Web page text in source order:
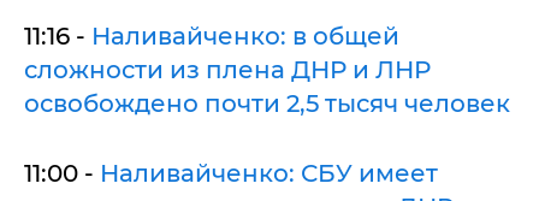
11:16 - Наливайченко: в общей
сложности из плена ДНР и ЛНР
освобождено почти 2,5 тысяч человек
11:00 - Наливайченко: СБУ имеет